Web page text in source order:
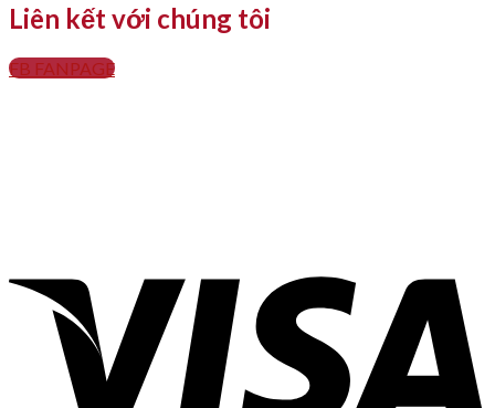
Liên kết với chúng tôi
FB FANPAGE